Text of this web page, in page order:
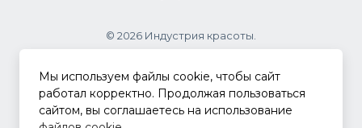
© 2026 Индустрия красоты.
.
Политика конфиденциальности
Мы используем файлы cookie, чтобы сайт
работал корректно. Продолжая пользоваться
сайтом, вы соглашаетесь на использование